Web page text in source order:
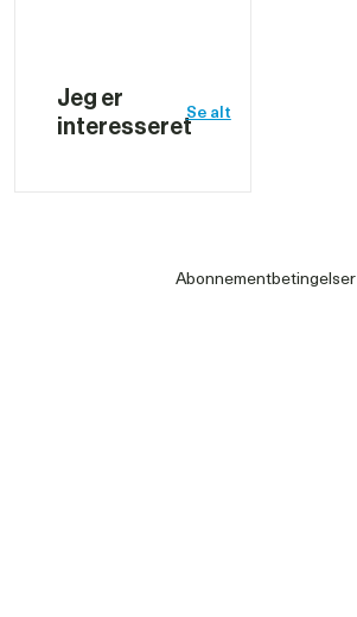
Jeg er
interesseretSe alt
Abonnementbetingelser